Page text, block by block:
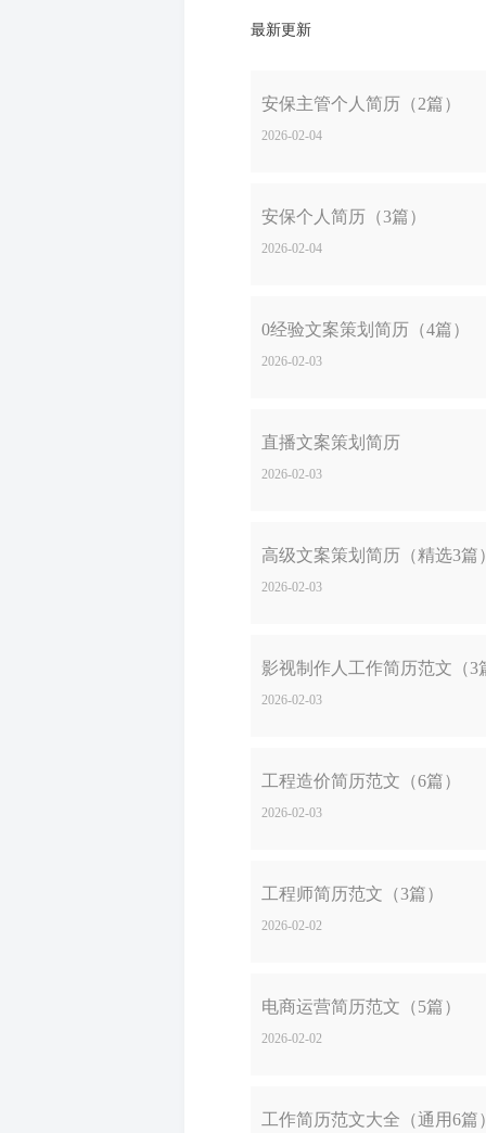
最新更新
安保主管个人简历（2篇）
2026-02-04
安保个人简历（3篇）
2026-02-04
0经验文案策划简历（4篇）
2026-02-03
直播文案策划简历
2026-02-03
高级文案策划简历（精选3篇
2026-02-03
影视制作人工作简历范文（3
2026-02-03
工程造价简历范文（6篇）
2026-02-03
工程师简历范文（3篇）
2026-02-02
电商运营简历范文（5篇）
2026-02-02
工作简历范文大全（通用6篇